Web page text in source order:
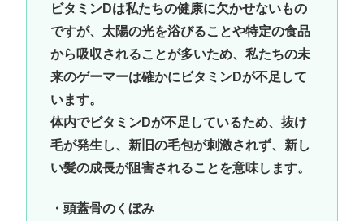
ビタミンDは私たちの健康に欠かせないもの
ですが、太陽の光を浴びることや特定の食品
から吸収されることが多いため、私たちの未
来のゲーマーは確かにビタミンDが不足して
います。
体内でビタミンDが不足しているため、抜け
毛が発生し、新旧の毛包が刺激されず、新し
い髪の成長が阻害されることを意味します。
・頭蓋骨のくぼみ